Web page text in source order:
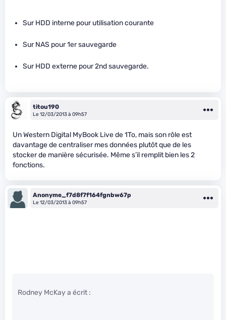
Sur HDD interne pour utilisation courante
Sur NAS pour 1er sauvegarde
Sur HDD externe pour 2nd sauvegarde.
titou190
Le 12/03/2013 à 09h57
Un Western Digital MyBook Live de 1To, mais son rôle est
davantage de centraliser mes données plutôt que de les
stocker de manière sécurisée. Même s’il remplit bien les 2
fonctions.
Anonyme_f7d8f7f164fgnbw67p
Le 12/03/2013 à 09h57
Rodney McKay a écrit :